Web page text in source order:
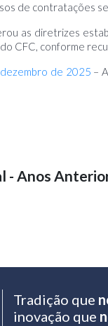
de contratações
as diretrizes
CFC, conforme
de 2025 –
- Anos
Tradição que
inovação que